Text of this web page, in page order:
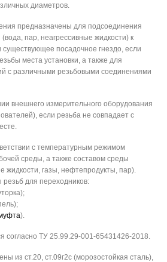
диаметров.
предназначены для подсоединения
пар, неагрессивные жидкости) к
существующее посадочное гнездо, если
места установки, а также для
с различными резьбовыми соединениями
внешнего измерительного оборудования
если резьба не совпадает с
с температурным режимом
среды, а также составом среды
жидкости, газы, нефтепродукты, пар).
для переходников:
).
согласно ТУ 25.99.29-001-65431426-2018.
из ст.20, ст.09г2с (морозостойкая сталь),